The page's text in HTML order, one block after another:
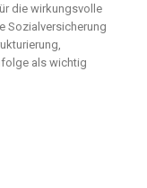
die wirkungsvolle
Sozialversicherung
als wichtig